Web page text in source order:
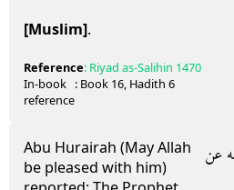
[Muslim].
Reference: Riyad as-Salihin 1470
In-book
reference
: Book 16, Hadith 6
Abu Hurairah (May Allah
be pleased with him)
عن